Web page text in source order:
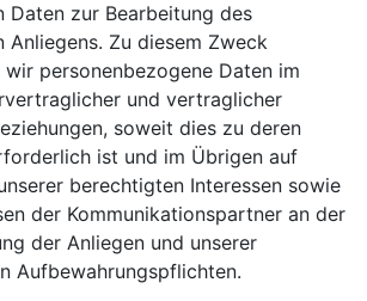
Daten zur Bearbeitung des
Anliegens. Zu diesem Zweck
personenbezogene Daten im
und vertraglicher
soweit dies zu deren
ist und im Übrigen auf
berechtigten Interessen sowie
der Kommunikationspartner an der
der Anliegen und unserer
Aufbewahrungspflichten.